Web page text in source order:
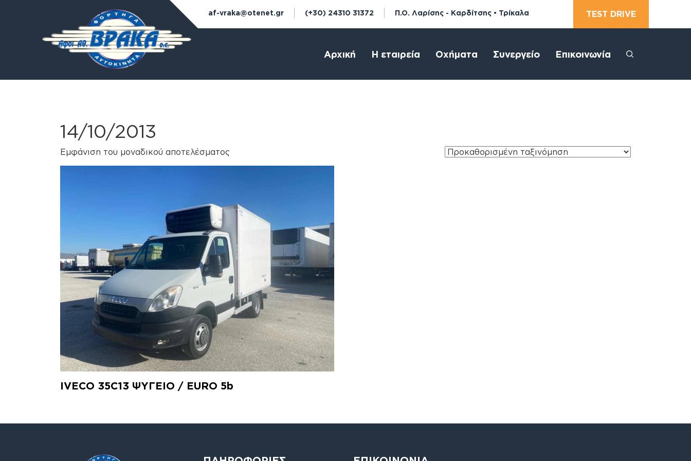
af-vraka@otenet.gr (+30) 24310 31372 Π.Ο. Λαρίσης - Καρδίτσης • Τρίκαλα TEST DRIVE
Αρχική Η εταιρεία Οχήματα Συνεργείο Επικοινωνία
14/10/2013
Εμφάνιση του μοναδικού αποτελέσματος
IVECO 35C13 ΨΥΓΕΙΟ / EURO 5b